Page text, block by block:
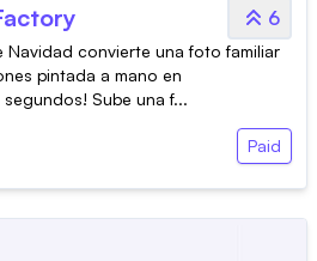
6
Navidad convierte una foto familiar
pintada a mano en
Sube una f...
Paid